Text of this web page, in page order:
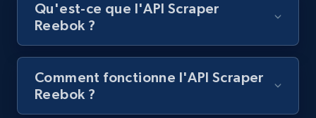
Best Buy products - Collect data on
products using specified keywords
URL, Product id, Title, Images, Final price,
Currency, Discount, Initial price, and more.
Qu'est-ce que l'API Scraper
Reebok ?
Comment fonctionne l'API Scraper
Reebok ?